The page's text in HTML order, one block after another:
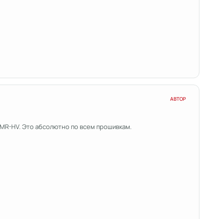
АВТОР
HV. Это абсолютно по всем прошивкам.